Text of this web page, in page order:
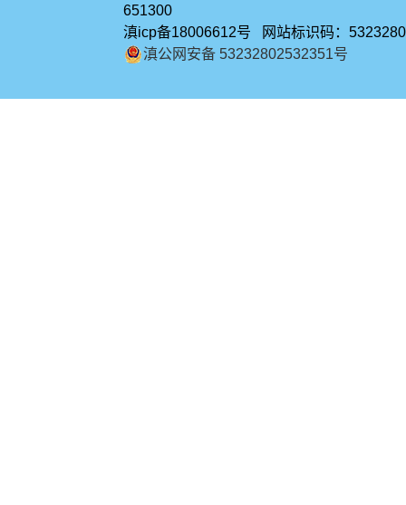
651300
滇icp备18006612号 网站标识码：
滇公网安备 53232802532351号